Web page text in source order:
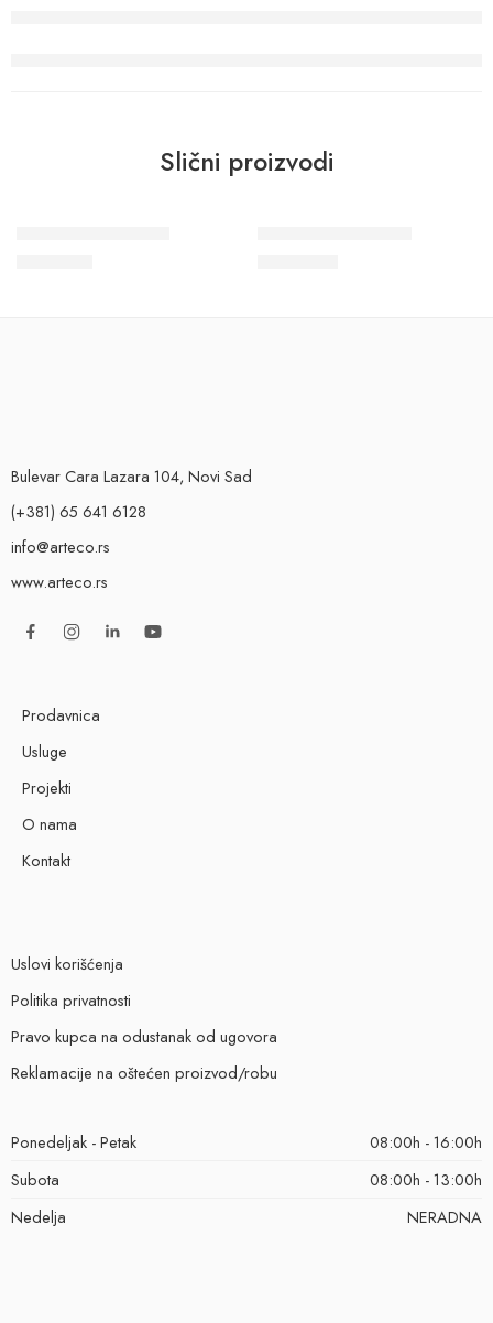
Slični proizvodi
Bulevar Cara Lazara 104, Novi Sad
(+381) 65 641 6128
info@arteco.rs
www.arteco.rs
Prodavnica
Usluge
Projekti
O nama
Kontakt
Uslovi korišćenja
Politika privatnosti
Pravo kupca na odustanak od ugovora
Reklamacije na oštećen proizvod/robu
Ponedeljak - Petak
08:00h - 16:00h
Subota
08:00h - 13:00h
Nedelja
NERADNA